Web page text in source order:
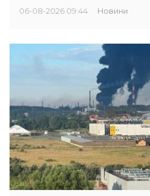
06-08-2026 09:44 Новини